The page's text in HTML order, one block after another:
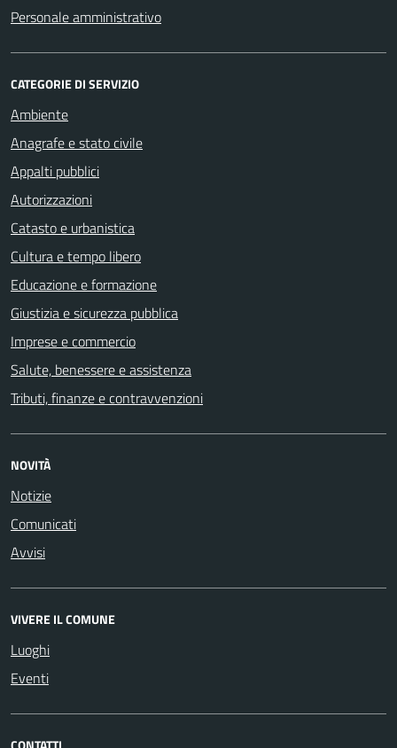
Personale amministrativo
CATEGORIE DI SERVIZIO
Ambiente
Anagrafe e stato civile
Appalti pubblici
Autorizzazioni
Catasto e urbanistica
Cultura e tempo libero
Educazione e formazione
Giustizia e sicurezza pubblica
Imprese e commercio
Salute, benessere e assistenza
Tributi, finanze e contravvenzioni
NOVITÀ
Notizie
Comunicati
Avvisi
VIVERE IL COMUNE
Luoghi
Eventi